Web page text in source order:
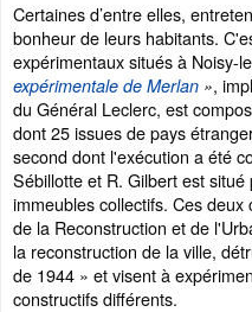
Certaines d’entre elles,
bonheur de leurs habitants.
expérimentaux situés à Noisy-
expérimentale de Merlan »,
du Général Leclerc, est
dont 25 issues de pays
second dont l'exécution a été
Sébillotte et R. Gilbert est
immeubles collectifs. Ces
de la Reconstruction et de
la reconstruction de la ville,
de 1944 » et visent à
constructifs différents.